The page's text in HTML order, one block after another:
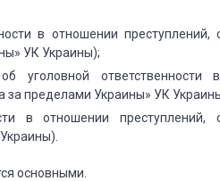
в отношении преступлений,
УК Украины);
уголовной ответственности
за пределами Украины» УК
в отношении преступлений,
основными.